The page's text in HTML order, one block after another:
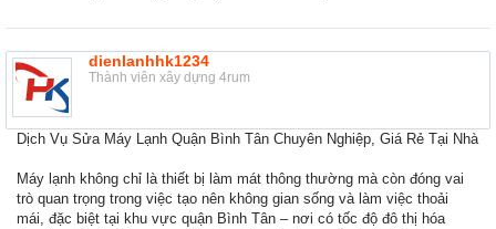
dienlanhhk1234
Thành viên xây dựng 4rum
Dịch Vụ Sửa Máy Lạnh Quận Bình Tân Chuyên Nghiệp, Giá Rẻ Tại Nhà
Máy lạnh không chỉ là thiết bị làm mát thông thường mà còn đóng vai
trò quan trọng trong việc tạo nên không gian sống và làm việc thoải
mái, đặc biệt tại khu vực quận Bình Tân – nơi có tốc độ đô thị hóa